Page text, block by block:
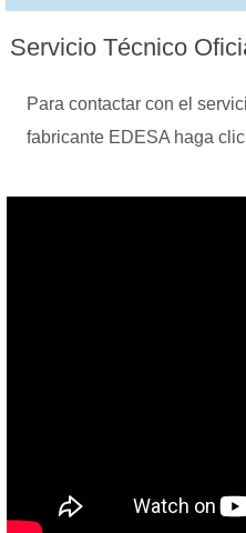
Servicio Técnico
Para contactar con el
fabricante EDESA haga clic